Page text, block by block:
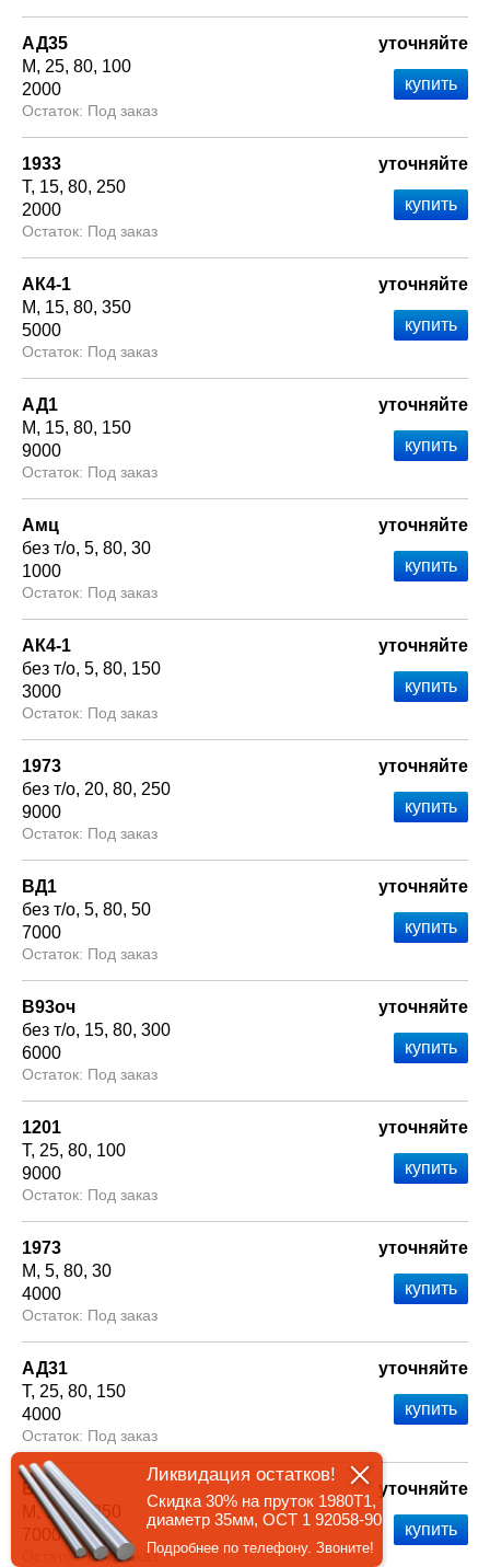
АД35
М
25 80 100
2000
Под заказ
уточняйте
1933
Т 15 80 250
2000
Под заказ
уточняйте
АК4-1
М
15 80 350
5000
Под заказ
уточняйте
АД1
М
15 80 150
9000
Под заказ
уточняйте
Амц
без т/о 5 80 30
1000
Под заказ
уточняйте
АК4-1
без т/о 5 80 150
3000
Под заказ
уточняйте
1973
без т/о 20 80 250
9000
Под заказ
уточняйте
ВД1
без т/о 5 80 50
7000
Под заказ
уточняйте
В93оч
без т/о 15 80 300
6000
Под заказ
уточняйте
1201
Т 25 80 100
9000
Под заказ
уточняйте
1973
М 5 80 30
4000
Под заказ
уточняйте
АД31
Т 25 80 150
4000
Под заказ
уточняйте
В93оч
М
5 80 250
7000
Под заказ
уточняйте
Ликвидация остатков!
Скидка 30% на пруток 1980Т1,
диаметр 35мм, ОСТ 1 92058-90
Подробнее по телефону. Звоните!